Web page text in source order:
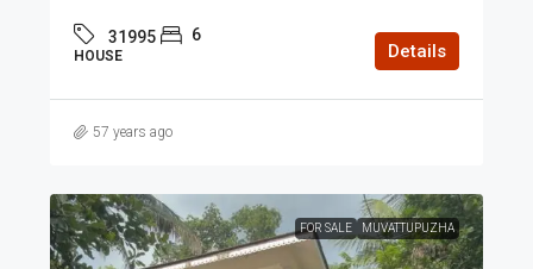
31995 6
HOUSE Details
57 years ago
FOR SALE MUVATTUPUZHA